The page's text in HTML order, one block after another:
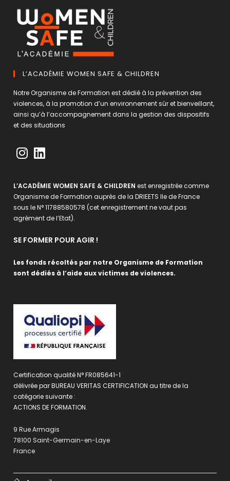
L’ACADÉMIE WOMEN SAFE & CHILDREN
Notre Organisme de Formation est dédié à la prévention des
violences, à la promotion d’un environnement sûr et bienveillant,
ainsi qu’à l’accompagnement dans la gestion des dispositifs
et des situations
L’ACADÉMIE WOMEN SAFE & CHILDREN est enregistrée comme
Organisme de Formation auprès de la DRIEETS Ile de France
sous le N° 11788580578 (cet enregistrement ne vaut pas
agrément de l’Etat).
SE FORMER POUR AGIR !
Les fonds récoltés par notre Organisme de Formation
sont dédiés à l’aide aux victimes de violences.
Certification qualité N° FR085641-1
délivrée par BUREAU VERITAS CERTIFICATION au titre de la
catégorie suivante :
ACTIONS DE FORMATION.
9 Rue Armagis
78100 Saint-Germain-en-Laye
France